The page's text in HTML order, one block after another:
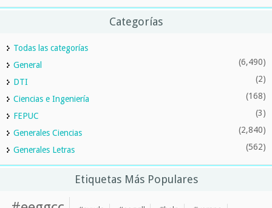
Categorías
Todas las categorías
General
(6,490)
DTI (2)
Ciencias e Ingeniería (168)
FEPUC (3)
Generales Ciencias (2,840)
Generales Letras (562)
Etiquetas Más Populares